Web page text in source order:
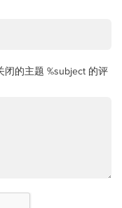
的主题 %subject 的评